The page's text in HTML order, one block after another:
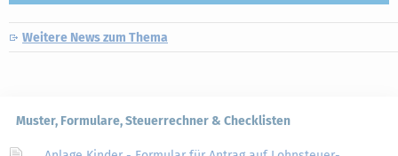
Weitere News zum Thema
Muster, Formulare, Steuerrechner & Checklisten